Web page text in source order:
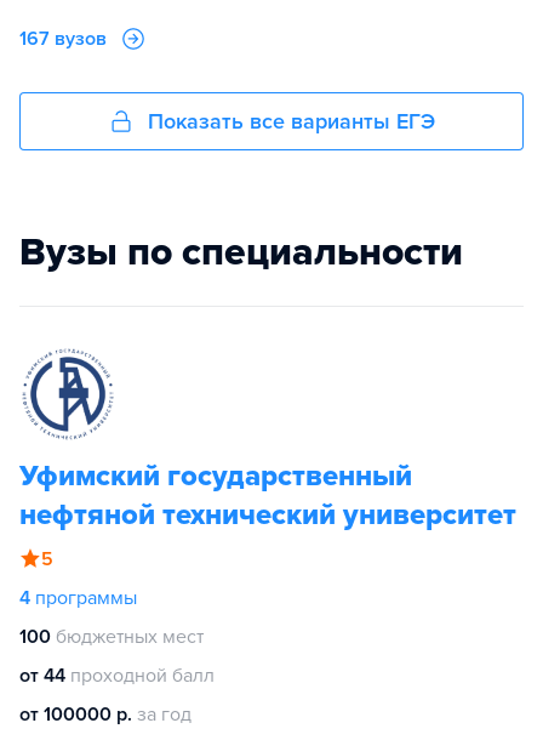
167 вузов
Показать все варианты ЕГЭ
Вузы по специальности
Уфимский государственный
нефтяной технический университет
5
4 программы
100 бюджетных мест
от 44 проходной балл
от 100000 р. за год